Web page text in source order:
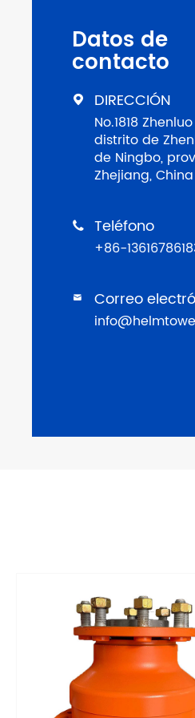
Datos de
contacto
 DIRECCIÓN
No.1818
distrito de
de Ningbo,
Zhejiang, China
 Teléfono
+86-
 Correo